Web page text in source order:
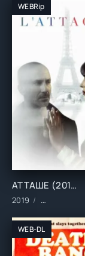
WEBRip
АТТАШЕ (2019)
2019 Сериалы/
WEB-DL